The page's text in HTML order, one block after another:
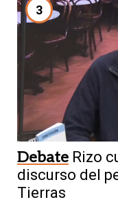
3
Debate Rizo
discurso del
Tierras